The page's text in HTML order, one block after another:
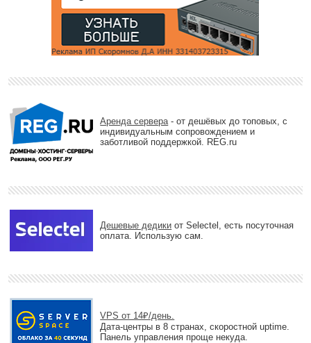
Аренда сервера - от дешёвых до топовых, с
индивидуальным сопровождением и
заботливой поддержкой. REG.ru
Дешевые дедики от Selectel, есть посуточная
оплата. Использую сам.
VPS от 14₽/день.
Дата-центры в 8 странах, скоростной uptime.
Панель управления проще некуда.